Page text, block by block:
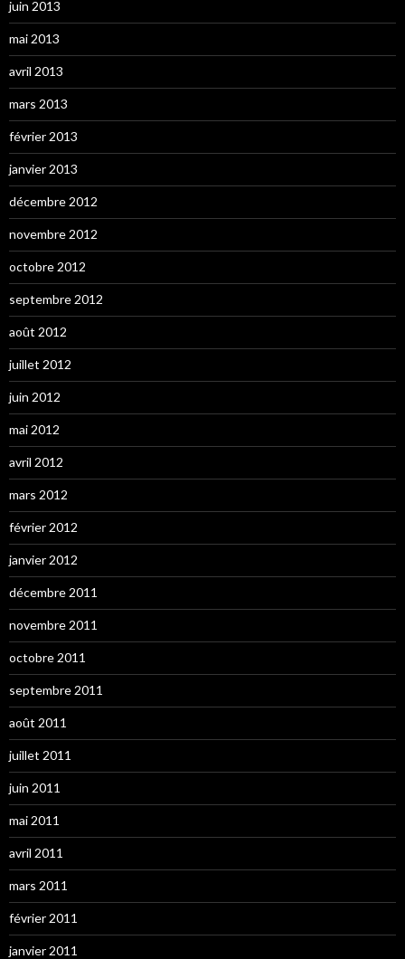
juin 2013
mai 2013
avril 2013
mars 2013
février 2013
janvier 2013
décembre 2012
novembre 2012
octobre 2012
septembre 2012
août 2012
juillet 2012
juin 2012
mai 2012
avril 2012
mars 2012
février 2012
janvier 2012
décembre 2011
novembre 2011
octobre 2011
septembre 2011
août 2011
juillet 2011
juin 2011
mai 2011
avril 2011
mars 2011
février 2011
janvier 2011